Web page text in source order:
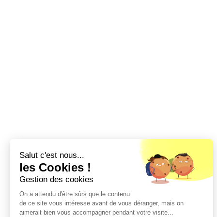
Salut c'est nous...
les Cookies !
Gestion des cookies
On a attendu d'être sûrs que le contenu
de ce site vous intéresse avant de vous déranger, mais on
aimerait bien vous accompagner pendant votre visite...